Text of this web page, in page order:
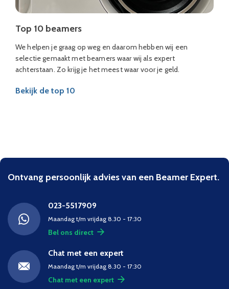
Top 10 beamers
We helpen je graag op weg en daarom hebben wij een
selectie gemaakt met beamers waar wij als expert
achterstaan. Zo krijg je het meest waar voor je geld.
Bekijk de top 10
Ontvang persoonlijk advies van een Beamer Expert.
023-5517909
Maandag t/m vrijdag 8.30 - 17:30
Bel ons direct
Chat met een expert
Maandag t/m vrijdag 8.30 - 17:30
Chat met een expert